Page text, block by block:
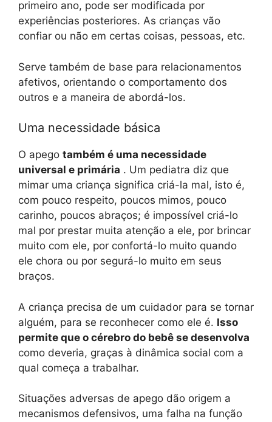
primeiro ano, pode ser modificada por
experiências posteriores. As crianças vão
confiar ou não em certas coisas, pessoas, etc.
Serve também de base para relacionamentos
afetivos, orientando o comportamento dos
outros e a maneira de abordá-los.
Uma necessidade básica
O apego também é uma necessidade
universal e primária . Um pediatra diz que
mimar uma criança significa criá-la mal, isto é,
com pouco respeito, poucos mimos, pouco
carinho, poucos abraços; é impossível criá-lo
mal por prestar muita atenção a ele, por brincar
muito com ele, por confortá-lo muito quando
ele chora ou por segurá-lo muito em seus
braços.
A criança precisa de um cuidador para se tornar
alguém, para se reconhecer como ele é. Isso
permite que o cérebro do bebê se desenvolva
como deveria, graças à dinâmica social com a
qual começa a trabalhar.
Situações adversas de apego dão origem a
mecanismos defensivos, uma falha na função